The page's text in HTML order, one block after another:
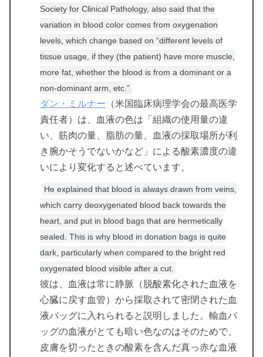
Society for Clinical Pathology, also said that the
variation in blood color comes from oxygenation
levels, which change based on “different levels of
tissue usage, if they (the patient) have more muscle,
more fat, whether the blood is from a dominant or a
non-dominant arm, etc.”
ダン・ミルナー （米国臨床病理学会の最高医学
責任者）は、血液の色は「組織の使用量の違
い、筋肉の量、脂肪の量、血液の採取場所が利
き腕かそうでないかなど」による酸素濃度の違
いにより変化すると述べています。
He explained that blood is always drawn from veins,
which carry deoxygenated blood back towards the
heart, and put in blood bags that are hermetically
sealed. This is why blood in donation bags is quite
dark, particularly when compared to the bright red
oxygenated blood visible after a cut.
彼は、血液は常に静脈（脱酸素化された血液を
心臓に戻す血管）から採取されて密閉された血
液バッグに入れられると説明しました。輸血バ
ッグの血液がとても暗い色なのはそのためで、
皮膚を切ったときの酸素を含んだ真っ赤な血液